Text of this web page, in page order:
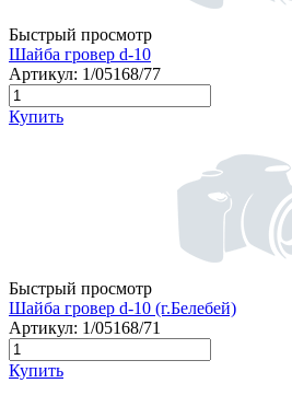
Быстрый просмотр
Шайба гровер d-10
Артикул: 1/05168/77
Купить
Быстрый просмотр
Шайба гровер d-10 (г.Белебей)
Артикул: 1/05168/71
Купить